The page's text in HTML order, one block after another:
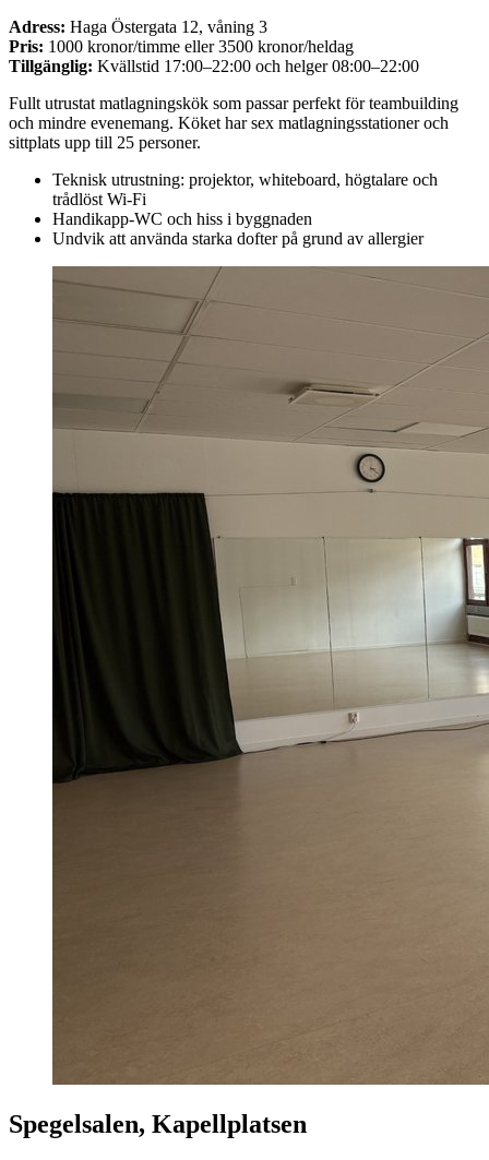
Adress: Haga Östergata 12, våning 3
Pris: 1000 kronor/timme eller 3500 kronor/heldag
Tillgänglig: Kvällstid 17:00–22:00 och helger 08:00–22:00
Fullt utrustat matlagningskök som passar perfekt för teambuilding
och mindre evenemang. Köket har sex matlagningsstationer och
sittplats upp till 25 personer.
Teknisk utrustning: projektor, whiteboard, högtalare och
trådlöst Wi-Fi
Handikapp-WC och hiss i byggnaden
Undvik att använda starka dofter på grund av allergier
Spegelsalen, Kapellplatsen